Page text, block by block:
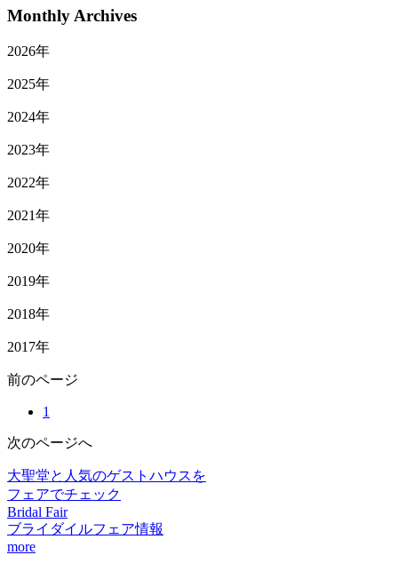
Monthly Archives
2026年
2025年
2024年
2023年
2022年
2021年
2020年
2019年
2018年
2017年
前のページ
1
次のページへ
大聖堂と人気のゲストハウスを
フェアでチェック
Bridal Fair
ブライダイルフェア情報
more